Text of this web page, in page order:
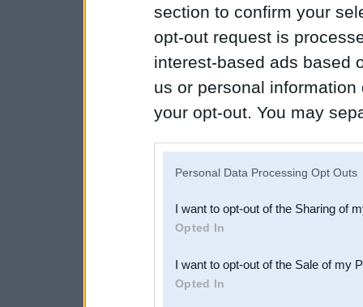
section to confirm your
opt-out request is
interest-based ads based
us or personal
your opt-out. You may
Downstream Participants
third parties.
Personal Data Processing Opt Outs
I want to opt-out of the Sharing of
Opted In
I want to opt-out of the Sale of my
Opted In